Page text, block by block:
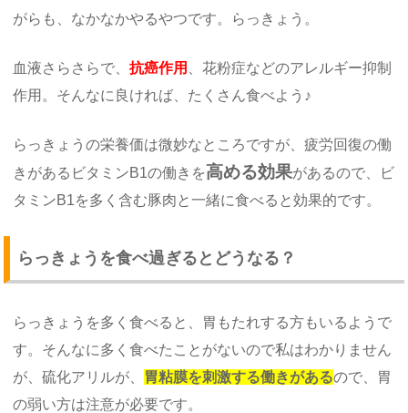
がらも、なかなかやるやつです。らっきょう。
血液さらさらで、抗癌作用
、花粉症などのアレルギー抑制
作用。そんなに良ければ、たくさん食べよう♪
らっきょうの栄養価は微妙なところですが、疲労回復の働
きがあるビタミンB1の働きを高める効果があるので、ビ
タミンB1を多く含む豚肉と一緒に食べると効果的です。
らっきょうを食べ過ぎるとどうなる？
らっきょうを多く食べると、胃もたれする方もいるようで
す。そんなに多く食べたことがないので私はわかりません
が、硫化アリルが、 胃粘膜を刺激する働きがあるので、胃
の弱い方は注意が必要です。